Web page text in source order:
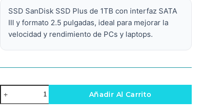
SSD SanDisk SSD Plus de 1TB con interfaz SATA
III y formato 2.5 pulgadas, ideal para mejorar la
velocidad y rendimiento de PCs y laptops.
SSD
SanDisk
SSD
Añadir Al Carrito